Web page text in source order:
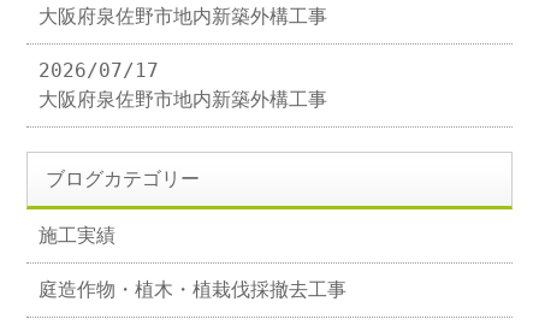
大阪府泉佐野市地内新築外構工事
2026/07/17
大阪府泉佐野市地内新築外構工事
ブログカテゴリー
施工実績
庭造作物・植木・植栽伐採撤去工事